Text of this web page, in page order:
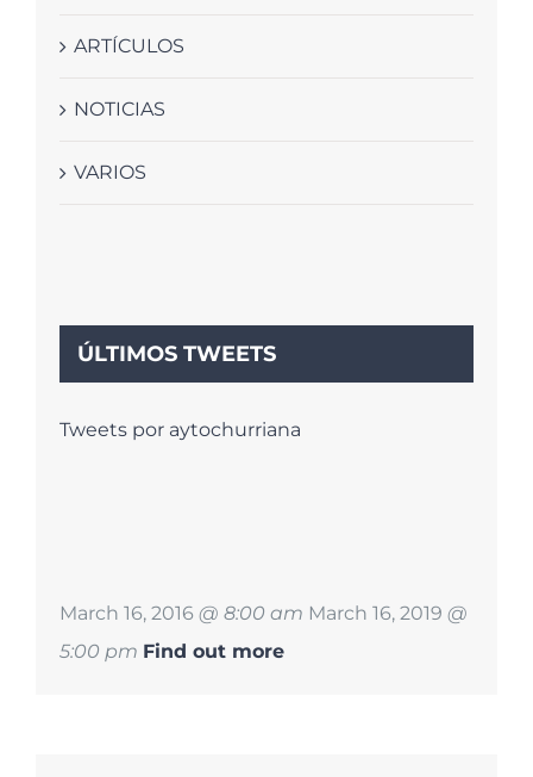
ARTÍCULOS
NOTICIAS
VARIOS
ÚLTIMOS TWEETS
Tweets por aytochurriana
March 16, 2016 @ 8:00 am March 16, 2019 @
5:00 pm Find out more